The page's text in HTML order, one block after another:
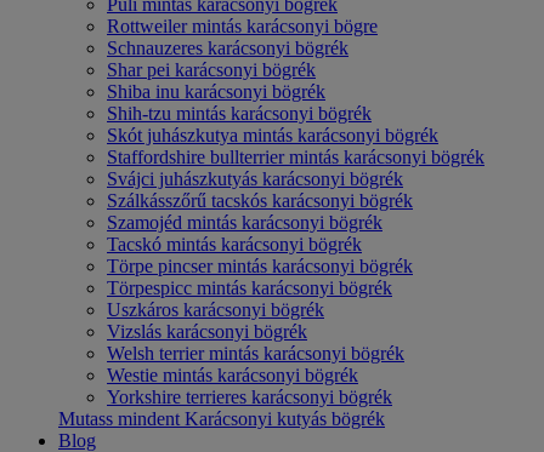
Puli mintás karácsonyi bögrék
Rottweiler mintás karácsonyi bögre
Schnauzeres karácsonyi bögrék
Shar pei karácsonyi bögrék
Shiba inu karácsonyi bögrék
Shih-tzu mintás karácsonyi bögrék
Skót juhászkutya mintás karácsonyi bögrék
Staffordshire bullterrier mintás karácsonyi bögrék
Svájci juhászkutyás karácsonyi bögrék
Szálkásszőrű tacskós karácsonyi bögrék
Szamojéd mintás karácsonyi bögrék
Tacskó mintás karácsonyi bögrék
Törpe pincser mintás karácsonyi bögrék
Törpespicc mintás karácsonyi bögrék
Uszkáros karácsonyi bögrék
Vizslás karácsonyi bögrék
Welsh terrier mintás karácsonyi bögrék
Westie mintás karácsonyi bögrék
Yorkshire terrieres karácsonyi bögrék
Mutass mindent Karácsonyi kutyás bögrék
Blog